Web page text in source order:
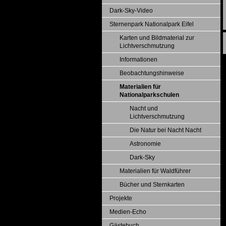
Dark-Sky-Video
Sternenpark Nationalpark Eifel
Karten und Bildmaterial zur
Lichtverschmutzung
Informationen
Beobachtungshinweise
Materialien für
Nationalparkschulen
Nacht und
Lichtverschmutzung
Die Natur bei Nacht Nacht
Astronomie
Dark-Sky
Materialien für Waldführer
Bücher und Sternkarten
Projekte
Medien-Echo